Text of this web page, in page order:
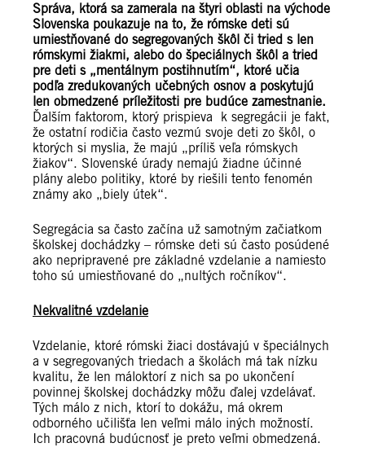
Správa, ktorá sa zamerala na štyri oblasti na východe
Slovenska poukazuje na to, že rómske deti sú
umiestňované do segregovaných škôl či tried s len
rómskymi žiakmi, alebo do špeciálnych škôl a tried
pre deti s „mentálnym postihnutím“, ktoré učia
podľa zredukovaných učebných osnov a poskytujú
len obmedzené príležitosti pre budúce zamestnanie.
Ďalším faktorom, ktorý prispieva k segregácii je fakt,
že ostatní rodičia často vezmú svoje deti zo škôl, o
ktorých si myslia, že majú „príliš veľa rómskych
žiakov“. Slovenské úrady nemajú žiadne účinné
plány alebo politiky, ktoré by riešili tento fenomén
známy ako „biely útek“.
Segregácia sa často začína už samotným začiatkom
školskej dochádzky – rómske deti sú často posúdené
ako nepripravené pre základné vzdelanie a namiesto
toho sú umiestňované do „nultých ročníkov“.
Nekvalitné vzdelanie
Vzdelanie, ktoré rómski žiaci dostávajú v špeciálnych
a v segregovaných triedach a školách má tak nízku
kvalitu, že len máloktorí z nich sa po ukončení
povinnej školskej dochádzky môžu ďalej vzdelávať.
Tých málo z nich, ktorí to dokážu, má okrem
odborného učilišťa len veľmi málo iných možností.
Ich pracovná budúcnosť je preto veľmi obmedzená.